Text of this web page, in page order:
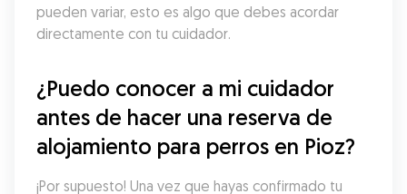
pueden variar, esto es algo que debes acordar
directamente con tu cuidador.
¿Puedo conocer a mi cuidador
antes de hacer una reserva de
alojamiento para perros en Pioz?
¡Por supuesto! Una vez que hayas confirmado tu